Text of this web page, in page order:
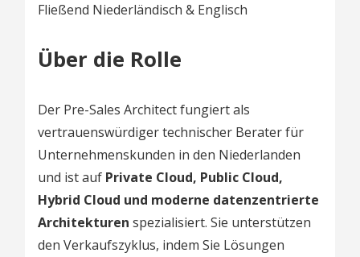
Fließend Niederländisch & Englisch
Über die Rolle
Der Pre-Sales Architect fungiert als
vertrauenswürdiger technischer Berater für
Unternehmenskunden in den Niederlanden
und ist auf Private Cloud, Public Cloud,
Hybrid Cloud und moderne datenzentrierte
Architekturen spezialisiert. Sie unterstützen
den Verkaufszyklus, indem Sie Lösungen